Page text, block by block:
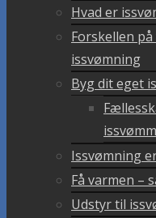
Hvad er
Forskellen
issvømning
Byg dit eget
Issvømning
Få varmen –
Udstyr til